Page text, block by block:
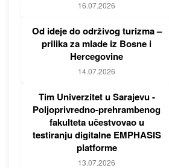
16.07.2026
Od ideje do održivog turizma –
prilika za mlade iz Bosne i
Hercegovine
14.07.2026
Tim Univerzitet u Sarajevu -
Poljoprivredno-prehrambenog
fakulteta učestvovao u
testiranju digitalne EMPHASIS
platforme
13.07.2026